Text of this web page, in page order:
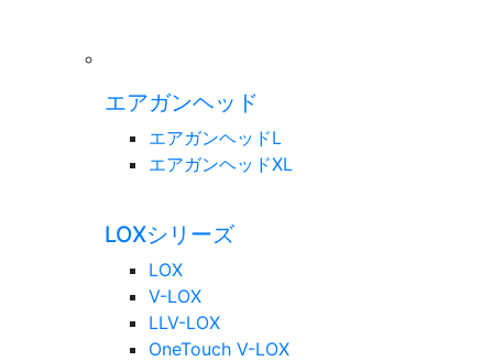
エアガンヘッド
エアガンヘッドL
エアガンヘッドXL
LOXシリーズ
LOX
V-LOX
LLV-LOX
OneTouch V-LOX